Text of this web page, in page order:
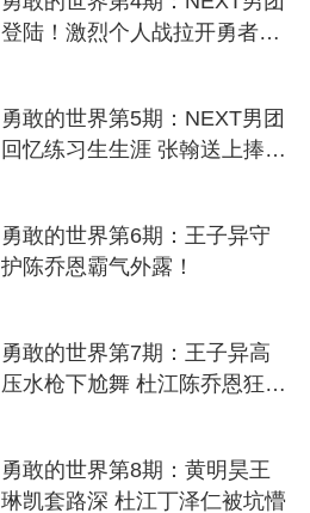
登陆！激烈个人战拉开勇者帷
勇敢的世界第5期：NEXT男团
回忆练习生生涯 张翰送上捧脸
勇敢的世界第6期：王子异守
护陈乔恩霸气外露！
勇敢的世界第7期：王子异高
压水枪下尬舞 杜江陈乔恩狂飙
勇敢的世界第8期：黄明昊王
琳凯套路深 杜江丁泽仁被坑懵